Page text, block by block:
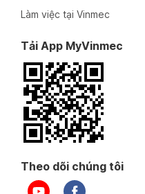
Làm việc tại Vinmec
Tải App MyVinmec
Theo dõi chúng tôi